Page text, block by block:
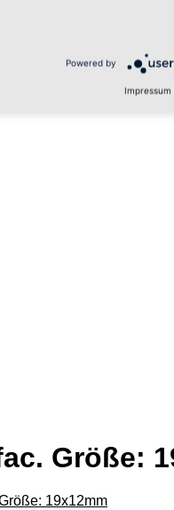
Größe:
19x12mm
Powered by
Impressum